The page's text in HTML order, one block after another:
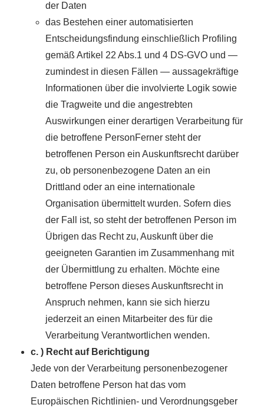
der Daten
das Bestehen einer automatisierten
Entscheidungsfindung einschließlich Profiling
gemäß Artikel 22 Abs.1 und 4 DS-GVO und —
zumindest in diesen Fällen — aussagekräftige
Informationen über die involvierte Logik sowie
die Tragweite und die angestrebten
Auswirkungen einer derartigen Verarbeitung für
die betroffene PersonFerner steht der
betroffenen Person ein Auskunftsrecht darüber
zu, ob personenbezogene Daten an ein
Drittland oder an eine internationale
Organisation übermittelt wurden. Sofern dies
der Fall ist, so steht der betroffenen Person im
Übrigen das Recht zu, Auskunft über die
geeigneten Garantien im Zusammenhang mit
der Übermittlung zu erhalten. Möchte eine
betroffene Person dieses Auskunftsrecht in
Anspruch nehmen, kann sie sich hierzu
jederzeit an einen Mitarbeiter des für die
Verarbeitung Verantwortlichen wenden.
c. ) Recht auf Berichtigung
Jede von der Verarbeitung personenbezogener
Daten betroffene Person hat das vom
Europäischen Richtlinien- und Verordnungsgeber